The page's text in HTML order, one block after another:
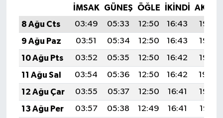
İMSAK GÜNEŞ ÖĞLE İKINDI
8 Ağu Cts
03:49 05:33 12:50 16:43
19:58
9 Ağu Paz
03:51 05:34 12:50 16:43
19:56
10 Ağu Pts
03:52 05:35 12:50 16:42
19:55
11 Ağu Sal
03:54 05:36 12:50 16:42
19:54
12 Ağu Çar
03:55 05:37 12:50 16:41
19:52
13 Ağu Per
03:57 05:38 12:49 16:41
19:51